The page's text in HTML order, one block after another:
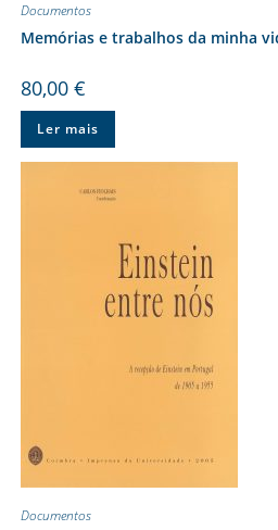
Documentos
Memórias e trabalhos da minha
80,00 €
Ler mais
Documentos